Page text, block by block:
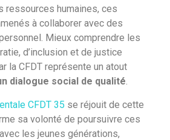
ressources humaines, ces
à collaborer avec des
Mieux comprendre les
d’inclusion et de justice
la CFDT représente un atout
dialogue social de qualité.
CFDT 35 se réjouit de cette
sa volonté de poursuivre ces
les jeunes générations,